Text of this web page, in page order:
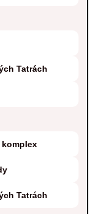
Tatrách
komplex
Tatrách